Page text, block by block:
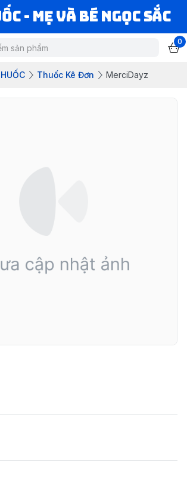
- Mẹ và Bé Ngọc Sắc
0
Thuốc Kê Đơn MerciDayz